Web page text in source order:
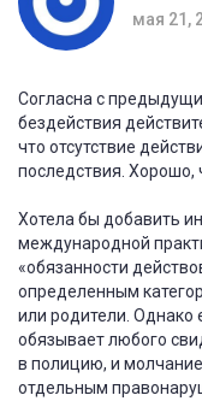
мая 21,
Согласна с
бездействия
что отсутствие
последствия. Хорошо,
Хотела бы добавить
международной
«обязанности
определенным
или родители. Однако
обязывает любого
в полицию, и
отдельным